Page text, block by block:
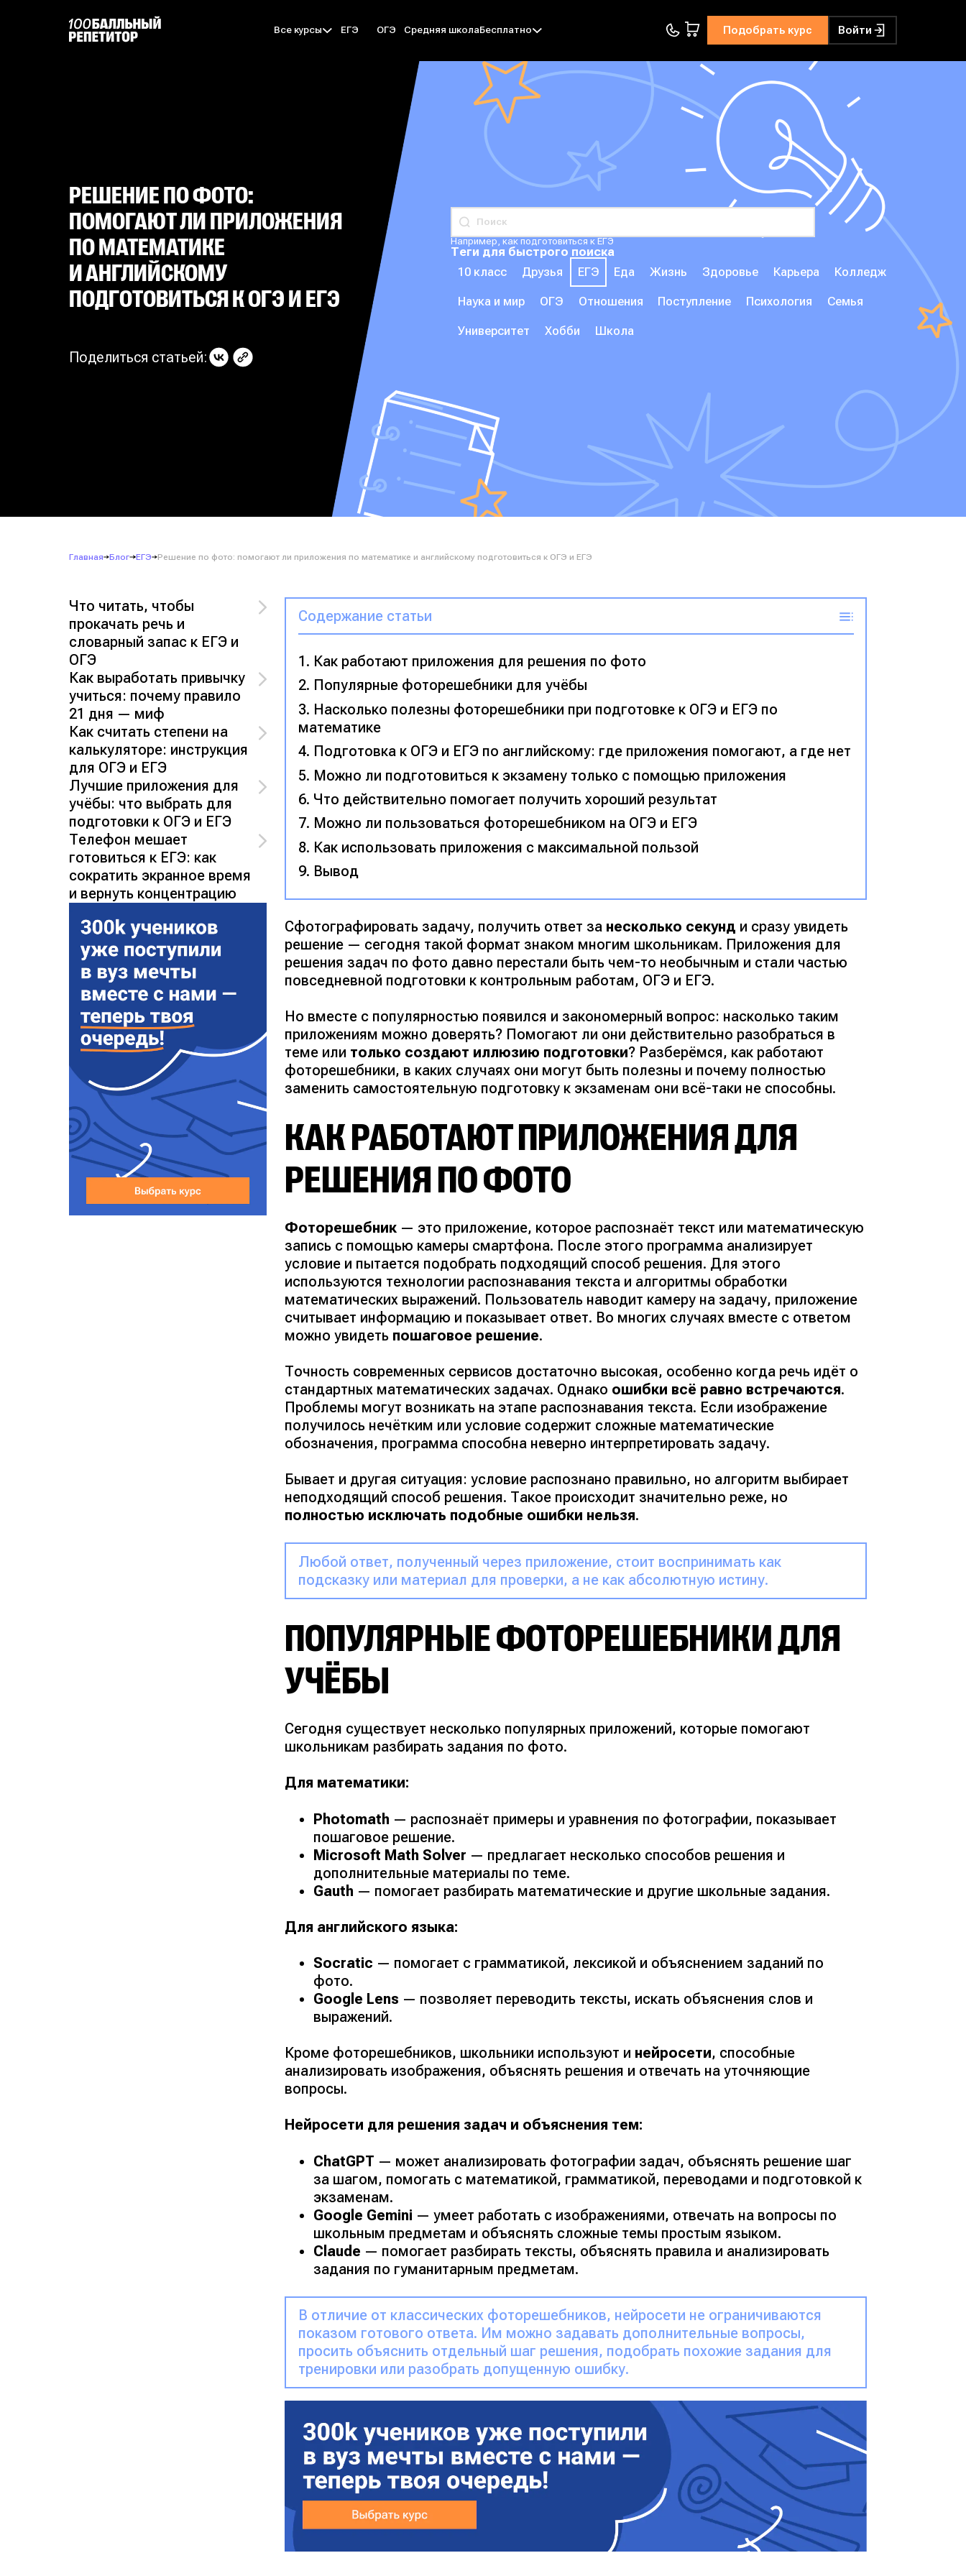
Все курсы ЕГЭ ОГЭ Средняя школаБесплатно Подобрать курс Войти
РЕШЕНИЕ ПО ФОТО:
ПОМОГАЮТ ЛИ ПРИЛОЖЕНИЯ
ПО МАТЕМАТИКЕ
И АНГЛИЙСКОМУ
ПОДГОТОВИТЬСЯ К ОГЭ И ЕГЭ
Поделиться статьей:
Например, как подготовиться к ЕГЭ
Теги для быстрого поиска
10 класс
Друзья ЕГЭ Еда Жизнь Здоровье Карьера Колледж
Наука и мир ОГЭ Отношения Поступление Психология Семья
Университет Хобби Школа
Главная Блог ЕГЭ Решение по фото: помогают ли приложения по математике и английскому подготовиться к ОГЭ и ЕГЭ
Что читать, чтобы
прокачать речь и
словарный запас к ЕГЭ и
ОГЭ
Как выработать привычку
учиться: почему правило
21 дня — миф
Как считать степени на
калькуляторе: инструкция
для ОГЭ и ЕГЭ
Лучшие приложения для
учёбы: что выбрать для
подготовки к ОГЭ и ЕГЭ
Телефон мешает
готовиться к ЕГЭ: как
сократить экранное время
и вернуть концентрацию
Содержание статьи
Как работают приложения для решения по фото
Популярные фоторешебники для учёбы
Насколько полезны фоторешебники при подготовке к ОГЭ и ЕГЭ по
математике
Подготовка к ОГЭ и ЕГЭ по английскому: где приложения помогают, а где нет
Можно ли подготовиться к экзамену только с помощью приложения
Что действительно помогает получить хороший результат
Можно ли пользоваться фоторешебником на ОГЭ и ЕГЭ
Как использовать приложения с максимальной пользой
Вывод
Сфотографировать задачу, получить ответ за несколько секунд и сразу увидеть
решение — сегодня такой формат знаком многим школьникам. Приложения для
решения задач по фото давно перестали быть чем-то необычным и стали частью
повседневной подготовки к контрольным работам, ОГЭ и ЕГЭ.
Но вместе с популярностью появился и закономерный вопрос: насколько таким
приложениям можно доверять? Помогают ли они действительно разобраться в
теме или только создают иллюзию подготовки? Разберёмся, как работают
фоторешебники, в каких случаях они могут быть полезны и почему полностью
заменить самостоятельную подготовку к экзаменам они всё-таки не способны.
КАК РАБОТАЮТ ПРИЛОЖЕНИЯ ДЛЯ
РЕШЕНИЯ ПО ФОТО
Фоторешебник — это приложение, которое распознаёт текст или математическую
запись с помощью камеры смартфона. После этого программа анализирует
условие и пытается подобрать подходящий способ решения. Для этого
используются технологии распознавания текста и алгоритмы обработки
математических выражений. Пользователь наводит камеру на задачу, приложение
считывает информацию и показывает ответ. Во многих случаях вместе с ответом
можно увидеть пошаговое решение.
Точность современных сервисов достаточно высокая, особенно когда речь идёт о
стандартных математических задачах. Однако ошибки всё равно встречаются.
Проблемы могут возникать на этапе распознавания текста. Если изображение
получилось нечётким или условие содержит сложные математические
обозначения, программа способна неверно интерпретировать задачу.
Бывает и другая ситуация: условие распознано правильно, но алгоритм выбирает
неподходящий способ решения. Такое происходит значительно реже, но
полностью исключать подобные ошибки нельзя.
Любой ответ, полученный через приложение, стоит воспринимать как
подсказку или материал для проверки, а не как абсолютную истину.
ПОПУЛЯРНЫЕ ФОТОРЕШЕБНИКИ ДЛЯ
УЧЁБЫ
Сегодня существует несколько популярных приложений, которые помогают
школьникам разбирать задания по фото.
Для математики:
Photomath — распознаёт примеры и уравнения по фотографии, показывает
пошаговое решение.
Microsoft Math Solver — предлагает несколько способов решения и
дополнительные материалы по теме.
Gauth — помогает разбирать математические и другие школьные задания.
Для английского языка:
Socratic — помогает с грамматикой, лексикой и объяснением заданий по
фото.
Google Lens — позволяет переводить тексты, искать объяснения слов и
выражений.
Кроме фоторешебников, школьники используют и нейросети, способные
анализировать изображения, объяснять решения и отвечать на уточняющие
вопросы.
Нейросети для решения задач и объяснения тем:
ChatGPT — может анализировать фотографии задач, объяснять решение шаг
за шагом, помогать с математикой, грамматикой, переводами и подготовкой к
экзаменам.
Google Gemini — умеет работать с изображениями, отвечать на вопросы по
школьным предметам и объяснять сложные темы простым языком.
Claude — помогает разбирать тексты, объяснять правила и анализировать
задания по гуманитарным предметам.
В отличие от классических фоторешебников, нейросети не ограничиваются
показом готового ответа. Им можно задавать дополнительные вопросы,
просить объяснить отдельный шаг решения, подобрать похожие задания для
тренировки или разобрать допущенную ошибку.